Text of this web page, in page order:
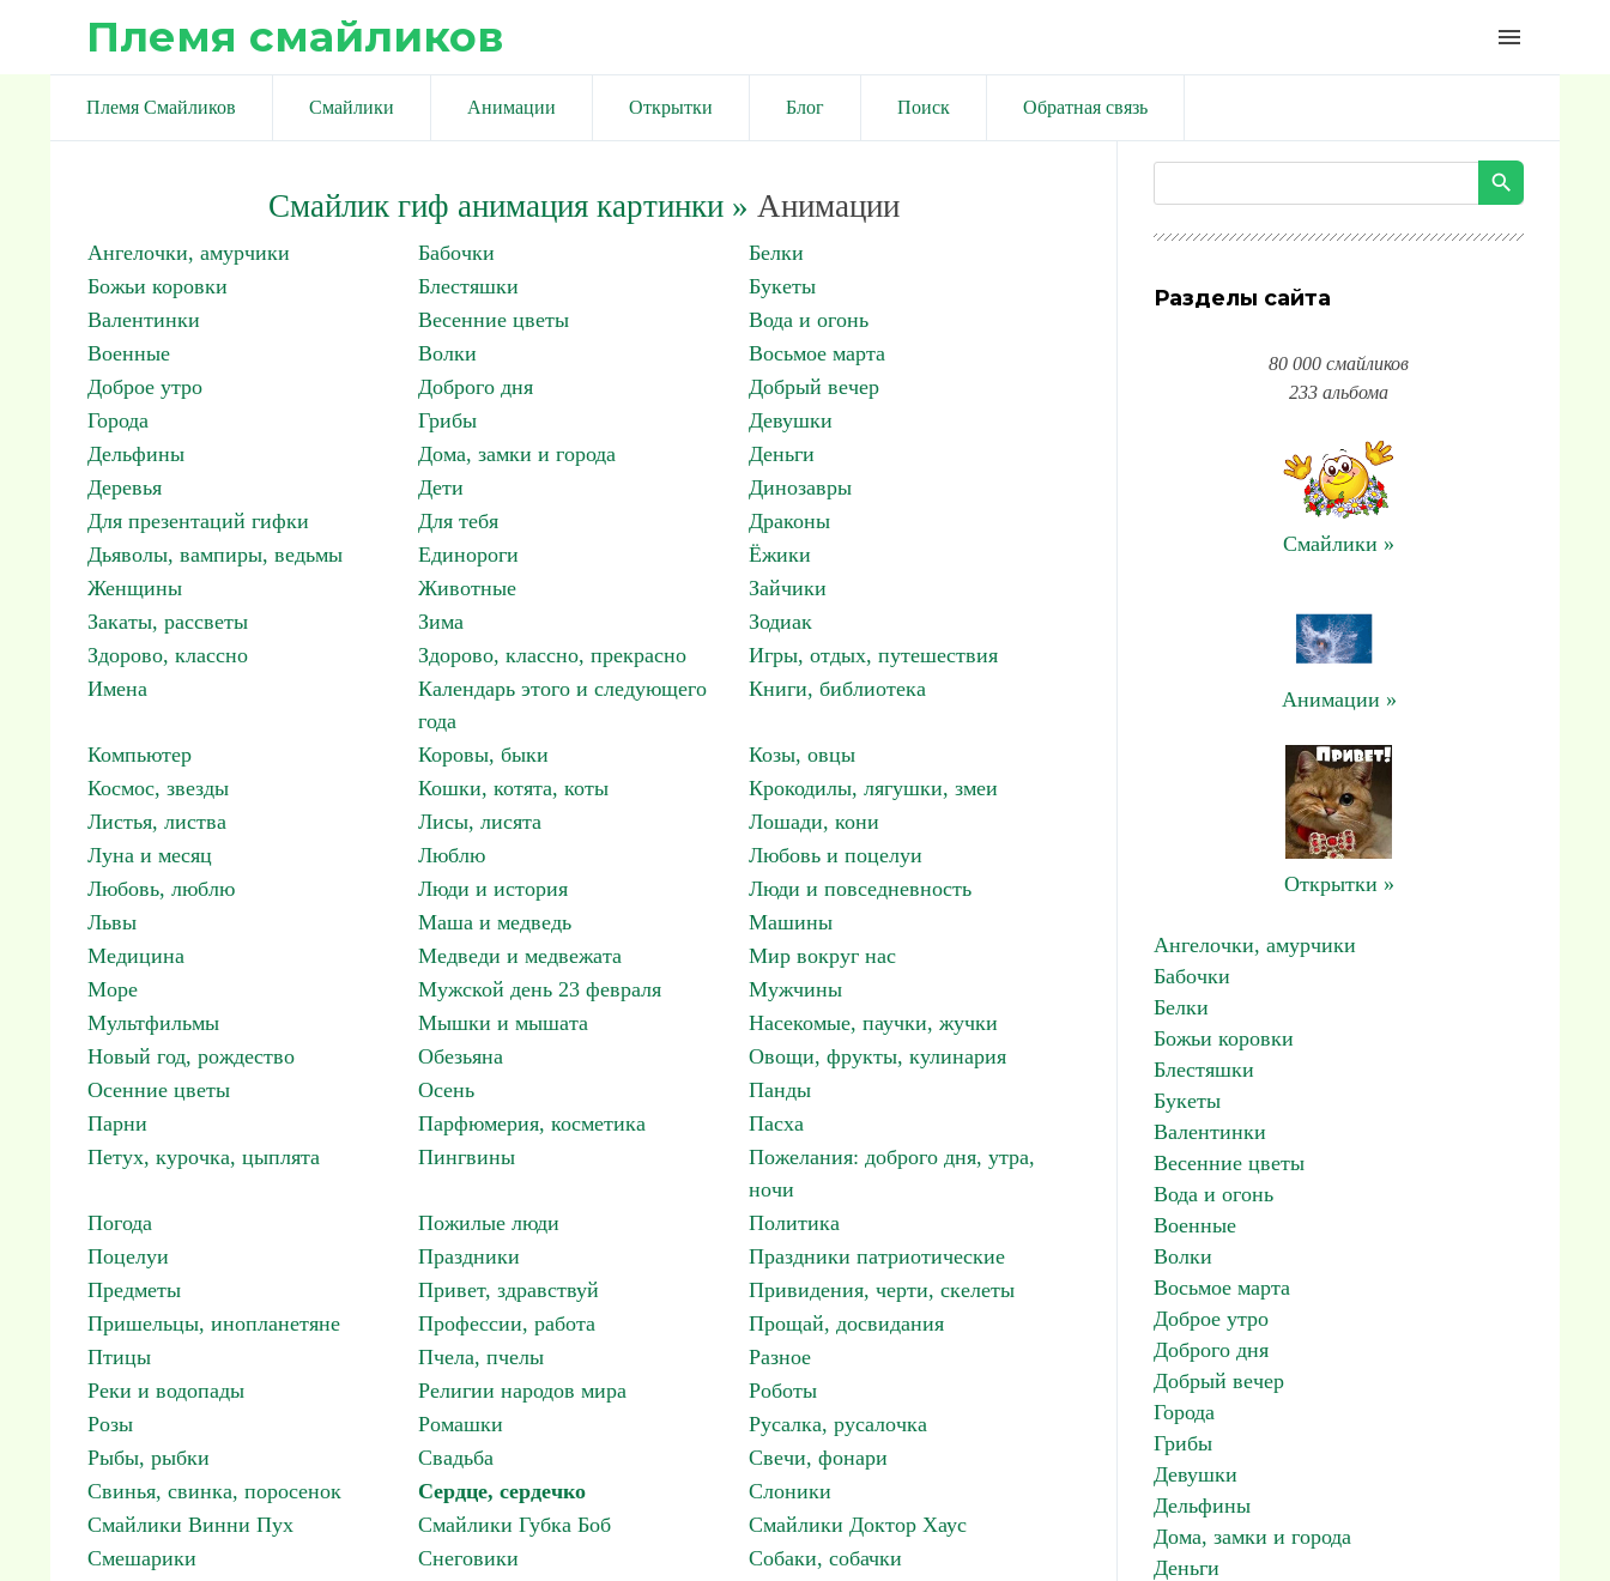
Племя смайликов menu
Племя Смайликов Смайлики Анимации Открытки Блог Поиск Обратная связь
Смайлик гиф анимация картинки» Анимации
Ангелочки, амурчики Бабочки
Белки
Божьи коровки
Блестяшки
Букеты
Валентинки
Весенние цветы
Вода и огонь
Военные
Волки
Восьмое марта
Доброе утро
Доброго дня
Добрый вечер
Города
Грибы
Девушки
Дельфины
Дома, замки и города
Деньги
Деревья
Дети
Динозавры
Для презентаций гифки
Для тебя
Драконы
Дьяволы, вампиры, ведьмы
Единороги
Ёжики
Женщины
Животные
Зайчики
Закаты, рассветы
Зима
Зодиак
Здорово, классно
Здорово, классно, прекрасно
Игры, отдых, путешествия
Имена
Календарь этого и следующего
года
Книги, библиотека
Компьютер Коровы, быки
Козы, овцы
Космос, звезды
Кошки, котята, коты
Крокодилы, лягушки, змеи
Листья, листва
Лисы, лисята
Лошади, кони
Луна и месяц
Люблю
Любовь и поцелуи
Любовь, люблю
Люди и история
Люди и повседневность
Львы
Маша и медведь
Машины
Медицина
Медведи и медвежата
Мир вокруг нас
Море
Мужской день 23 февраля
Мужчины
Мультфильмы
Мышки и мышата
Насекомые, паучки, жучки
Новый год, рождество
Обезьяна
Овощи, фрукты, кулинария
Осенние цветы
Осень
Панды
Парни
Парфюмерия, косметика
Пасха
Петух, курочка, цыплята
Пингвины
Пожелания: доброго дня, утра,
ночи
Погода
Пожилые люди
Политика
Поцелуи
Праздники
Праздники патриотические
Предметы
Привет, здравствуй
Привидения, черти, скелеты
Пришельцы, инопланетяне
Профессии, работа
Прощай, досвидания
Птицы
Пчела, пчелы
Разное
Реки и водопады
Религии народов мира
Роботы
Розы
Ромашки
Русалка, русалочка
Рыбы, рыбки
Свадьба
Свечи, фонари
Свинья, свинка, поросенок
Сердце, сердечко
Слоники
Смайлики Винни Пух
Смайлики Губка Боб
Смайлики Доктор Хаус
Смешарики
Снеговики
Собаки, собачки
Разделы сайта
80 000 смайликов
233 альбома
Смайлики »
Анимации »
Открытки »
Ангелочки, амурчики
Бабочки
Белки
Божьи коровки
Блестяшки
Букеты
Валентинки
Весенние цветы
Вода и огонь
Военные
Волки
Восьмое марта
Доброе утро
Доброго дня
Добрый вечер
Города
Грибы
Девушки
Дельфины
Дома, замки и города
Деньги